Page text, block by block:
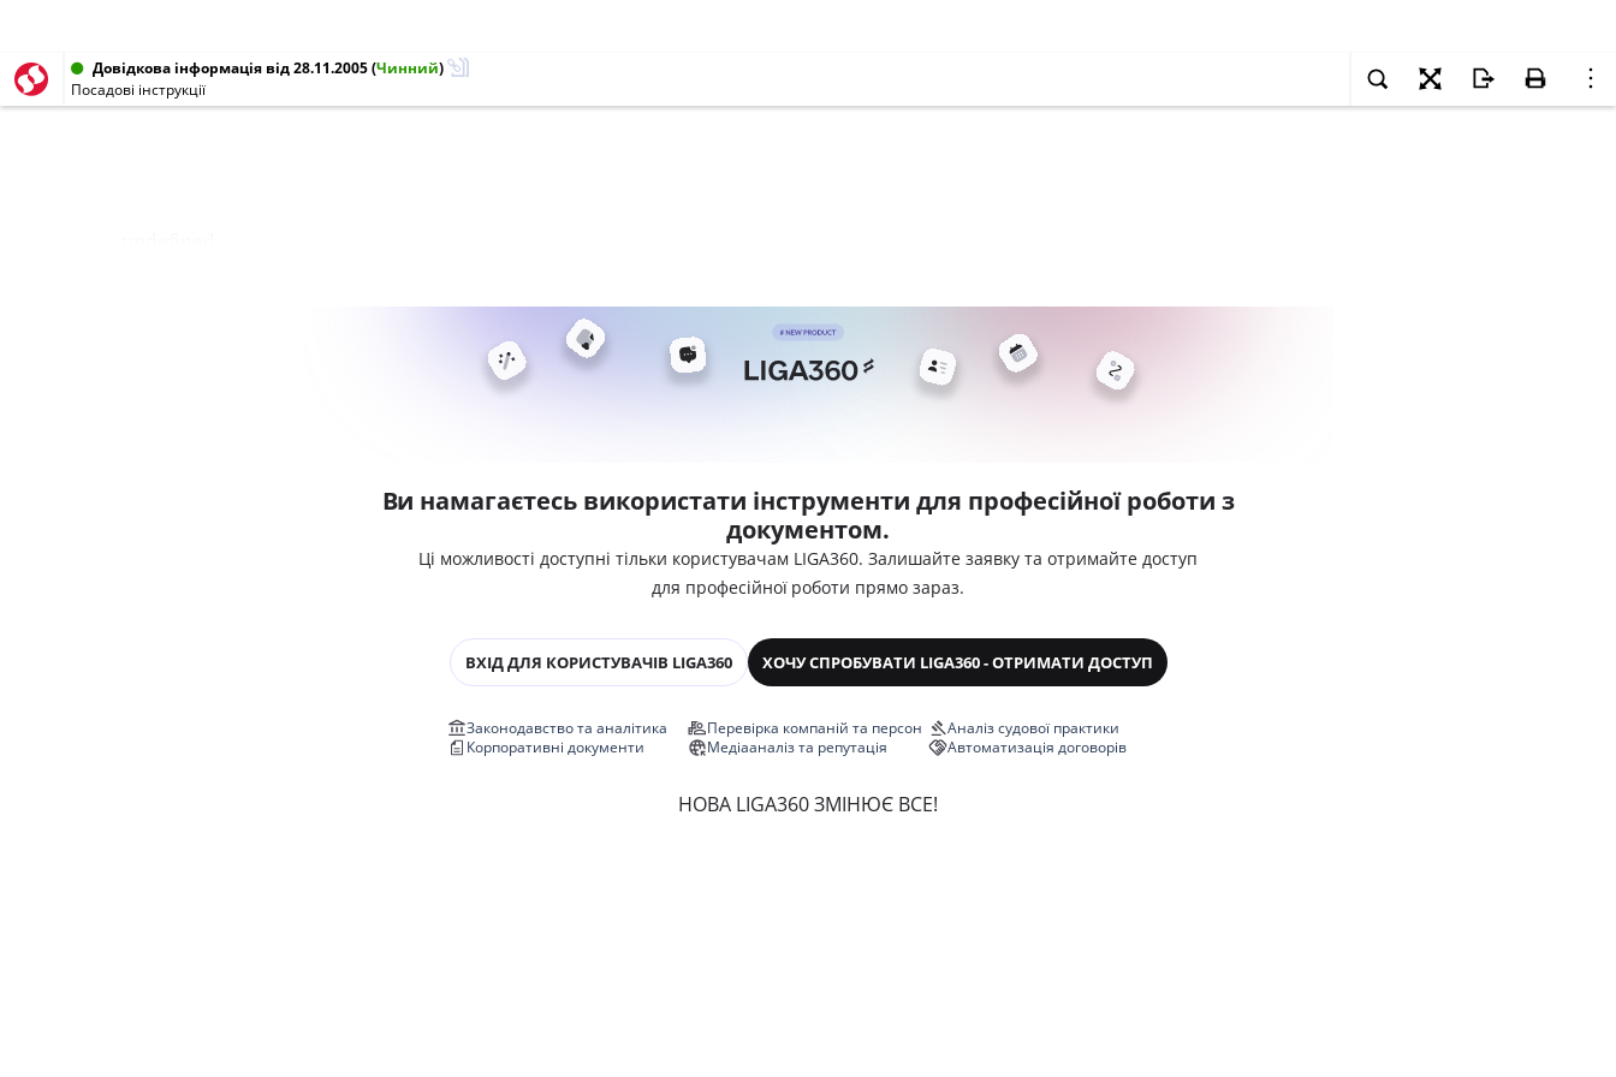
Довідкова інформація від 28.11.2005(Чинний)
Посадові інструкції
Ви намагаєтесь використати інструменти для професійної роботи з
документом.
Ці можливості доступні тільки користувачам LIGA360. Залишайте заявку та отримайте доступ
для професійної роботи прямо зараз.
ВХІД ДЛЯ КОРИСТУВАЧІВ LIGA360 ХОЧУ СПРОБУВАТИ LIGA360 - ОТРИМАТИ ДОСТУП
Законодавство та аналітика
Корпоративні документи
Перевірка компаній та персон
Медіааналіз та репутація
Аналіз судової практики
Автоматизація договорів
НОВА LIGA360 ЗМІНЮЄ ВСЕ!